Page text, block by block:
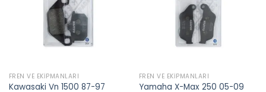
FREN VE EKIPMANLARI
Kawasaki Vn 1500 87-97
FREN VE EKIPMANLARI
Yamaha X-Max 250 05-09